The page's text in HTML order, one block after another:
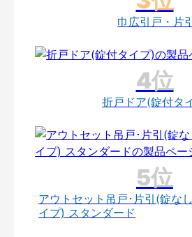
巾広引戸・片
折戸ドア(錠付タ
アウトセット吊戸･片引(錠な
イプ) スタンダード